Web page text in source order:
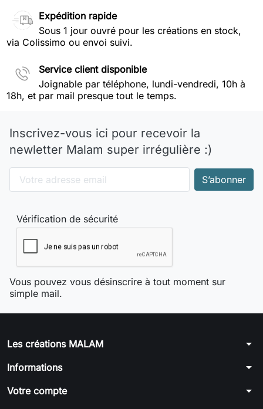
Expédition rapide
Sous 1 jour ouvré pour les créations en stock,
via Colissimo ou envoi suivi.
Service client disponible
Joignable par téléphone, lundi-vendredi, 10h à
18h, et par mail presque tout le temps.
Inscrivez-vous ici pour recevoir la
newletter Malam super irrégulière :)
Vérification de sécurité
Vous pouvez vous désinscrire à tout moment sur
simple mail.
Les créations MALAM arrow_drop_down
Informations arrow_drop_down
Votre compte arrow_drop_down